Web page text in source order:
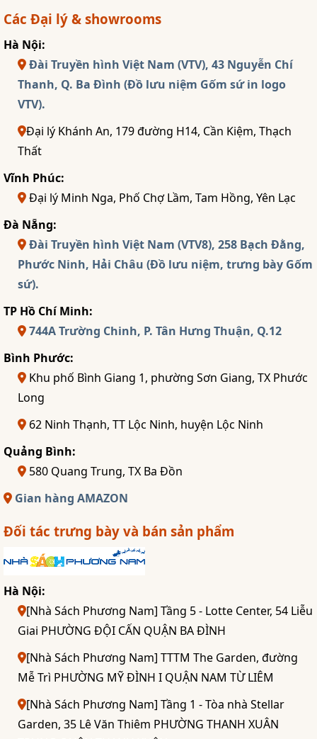
Các Đại lý & showrooms
Hà Nội:
Đài Truyền hình Việt Nam (VTV), 43 Nguyễn Chí
Thanh, Q. Ba Đình (Đồ lưu niệm Gốm sứ in logo
VTV).
Đại lý Khánh An, 179 đường H14, Cần Kiệm, Thạch
Thất
Vĩnh Phúc:
Đại lý Minh Nga, Phố Chợ Lầm, Tam Hồng, Yên Lạc
Đà Nẵng:
Đài Truyền hình Việt Nam (VTV8), 258 Bạch Đằng,
Phước Ninh, Hải Châu (Đồ lưu niệm, trưng bày Gốm
sứ).
TP Hồ Chí Minh:
744A Trường Chinh, P. Tân Hưng Thuận, Q.12
Bình Phước:
Khu phố Bình Giang 1, phường Sơn Giang, TX Phước
Long
62 Ninh Thạnh, TT Lộc Ninh, huyện Lộc Ninh
Quảng Bình:
580 Quang Trung, TX Ba Đồn
Gian hàng AMAZON
Đối tác trưng bày và bán sản phẩm
Hà Nội:
[Nhà Sách Phương Nam] Tầng 5 - Lotte Center, 54 Liễu
Giai PHƯỜNG ĐỘI CẤN QUẬN BA ĐÌNH
[Nhà Sách Phương Nam] TTTM The Garden, đường
Mễ Trì PHƯỜNG MỸ ĐÌNH I QUẬN NAM TỪ LIÊM
[Nhà Sách Phương Nam] Tầng 1 - Tòa nhà Stellar
Garden, 35 Lê Văn Thiêm PHƯỜNG THANH XUÂN